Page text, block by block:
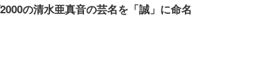
の清水亜真音の芸名を「誠」に命名